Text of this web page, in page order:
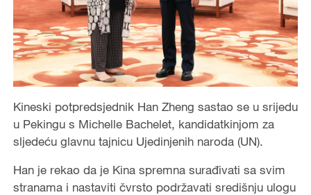
Kineski potpredsjednik Han Zheng sastao se u srijedu
u Pekingu s Michelle Bachelet, kandidatkinjom za
sljedeću glavnu tajnicu Ujedinjenih naroda (UN).
Han je rekao da je Kina spremna surađivati sa svim
stranama i nastaviti čvrsto podržavati središnju ulogu